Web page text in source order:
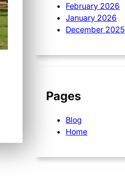
February 2026
January 2026
December 2025
Pages
Blog
Home